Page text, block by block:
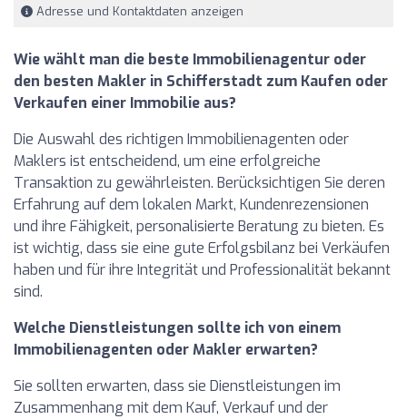
Adresse und Kontaktdaten anzeigen
Wie wählt man die beste Immobilienagentur oder
den besten Makler in Schifferstadt zum Kaufen oder
Verkaufen einer Immobilie aus?
Die Auswahl des richtigen Immobilienagenten oder
Maklers ist entscheidend, um eine erfolgreiche
Transaktion zu gewährleisten. Berücksichtigen Sie deren
Erfahrung auf dem lokalen Markt, Kundenrezensionen
und ihre Fähigkeit, personalisierte Beratung zu bieten. Es
ist wichtig, dass sie eine gute Erfolgsbilanz bei Verkäufen
haben und für ihre Integrität und Professionalität bekannt
sind.
Welche Dienstleistungen sollte ich von einem
Immobilienagenten oder Makler erwarten?
Sie sollten erwarten, dass sie Dienstleistungen im
Zusammenhang mit dem Kauf, Verkauf und der